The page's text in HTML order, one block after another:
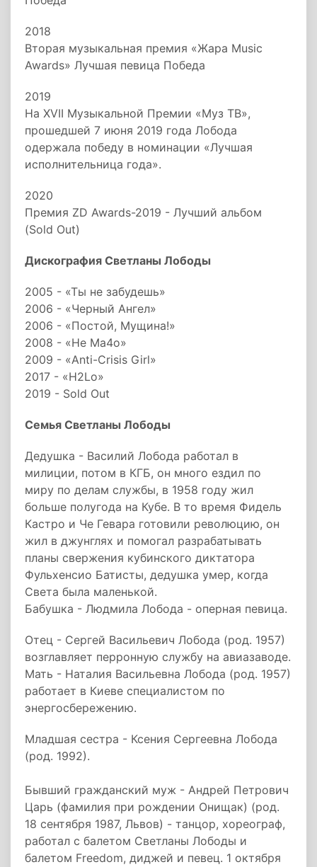
2018
Вторая музыкальная премия «Жара Music
Awards» Лучшая певица Победа
2019
На XVII Музыкальной Премии «Муз ТВ»,
прошедшей 7 июня 2019 года Лобода
одержала победу в номинации «Лучшая
исполнительница года».
2020
Премия ZD Awards-2019 - Лучший альбом
(Sold Out)
Дискография Светланы Лободы
2005 - «Ты не забудешь»
2006 - «Черный Ангел»
2006 - «Постой, Мущина!»
2008 - «Не Ма4о»
2009 - «Anti-Crisis Girl»
2017 - «H2Lо»
2019 - Sold Out
Семья Светланы Лободы
Дедушка - Василий Лобода работал в
милиции, потом в КГБ, он много ездил по
миру по делам службы, в 1958 году жил
больше полугода на Кубе. В то время Фидель
Кастро и Че Гевара готовили революцию, он
жил в джунглях и помогал разрабатывать
планы свержения кубинского диктатора
Фульхенсио Батисты, дедушка умер, когда
Света была маленькой.
Бабушка - Людмила Лобода - оперная певица.
Отец - Сергей Васильевич Лобода (род. 1957)
возглавляет перронную службу на авиазаводе.
Мать - Наталия Васильевна Лобода (род. 1957)
работает в Киеве специалистом по
энергосбережению.
Младшая сестра - Ксения Сергеевна Лобода
(род. 1992).
Бывший гражданский муж - Андрей Петрович
Царь (фамилия при рождении Онищак) (род.
18 сентября 1987, Львов) - танцор, хореограф,
работал с балетом Светланы Лободы и
балетом Freedom, диджей и певец. 1 октября